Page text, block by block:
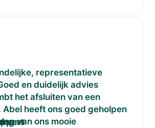
ik mijn eerste huis komt
met mijn werkgever heeft hij
die het beste met je
heeft hij mij ook geholpen
belastingaangifte (sinds
heb gekocht)!
representatieve
en duidelijk advies
het afsluiten van een
Abel heeft ons goed geholpen
van ons mooie